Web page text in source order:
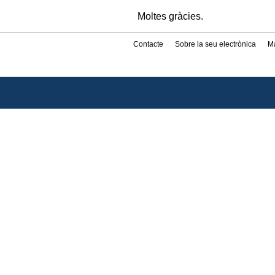
Moltes gràcies.
Contacte Sobre la seu electrònica